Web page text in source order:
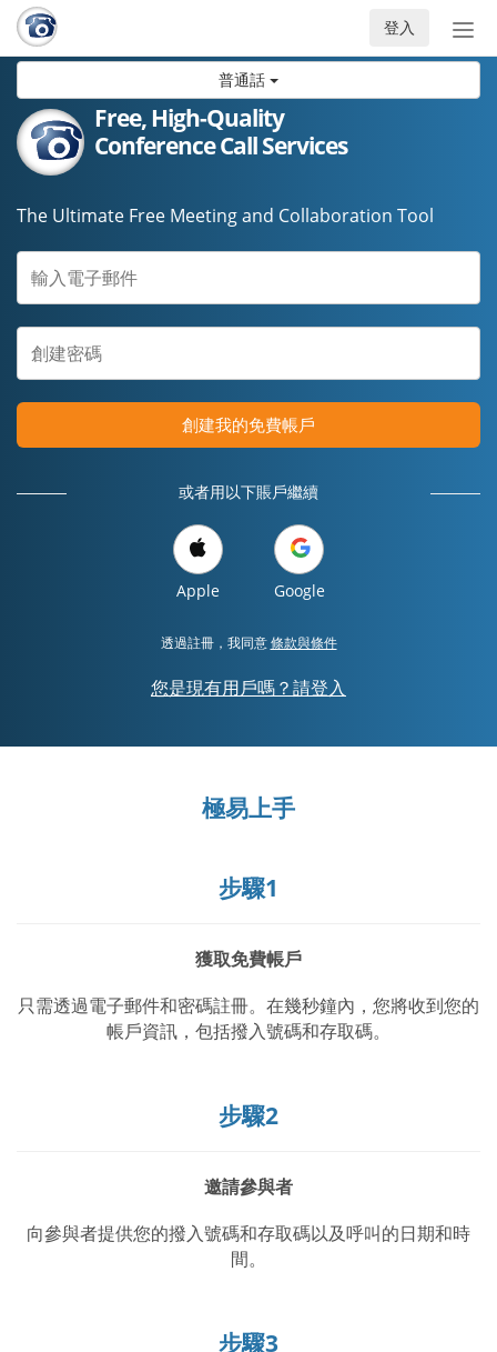
普通話
切
換
登入
Free, High-Quality
Conference Call Services
The Ultimate Free Meeting and Collaboration Tool
創建我的免費帳戶
或者用以下賬戶繼續
Apple Google
透過註冊，我同意條款與條件
您是現有用戶嗎？請登入
極易上手
步驟1
獲取免費帳戶
只需透過電子郵件和密碼註冊。在幾秒鐘內，您將收到您的
帳戶資訊，包括撥入號碼和存取碼。
步驟2
邀請參與者
向參與者提供您的撥入號碼和存取碼以及呼叫的日期和時
間。
步驟3